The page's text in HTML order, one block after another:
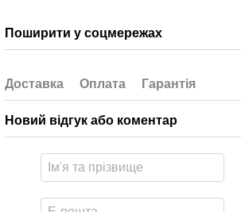
Поширити у соцмережах
Доставка Оплата Гарантія
Новий відгук або коментар